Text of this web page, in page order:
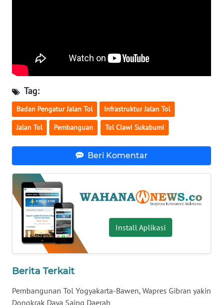
Tag:
Badan Pengatur Jalan Tol Infrastruktur Jalan Tol
Jalan Tol Pembanguan Tol Ciawi Sukabumi
Beri Komentar
Install Aplikasi
Berita Terkait
Pembangunan Tol Yogyakarta-Bawen, Wapres Gibran yakin
Dongkrak Daya Saing Daerah
RIAU
WN
SERAMBI
WN
JAMBI
WN
SULTRA
WN
NTB
WN
SULTENG
SULBAR